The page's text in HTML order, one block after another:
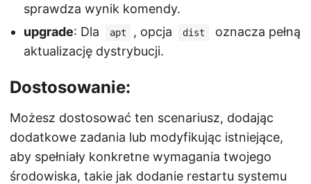
sprawdza wynik komendy.
upgrade: Dla apt , opcja dist
oznacza pełną
aktualizację dystrybucji.
Dostosowanie:
Możesz dostosować ten scenariusz, dodając
dodatkowe zadania lub modyfikując istniejące,
aby spełniały konkretne wymagania twojego
środowiska, takie jak dodanie restartu systemu